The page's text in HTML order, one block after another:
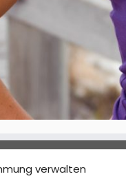
verwalten